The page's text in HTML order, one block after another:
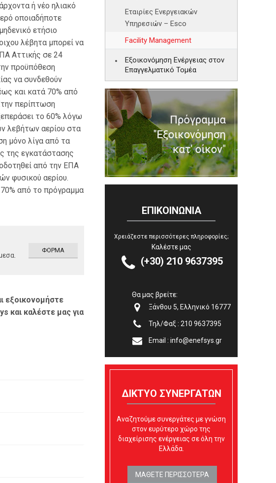
ή νέο ηλιακό
οποιαδήποτε
ετήσιο
λέβητα μπορεί να
Αττικής σε 24
προϋπόθεση
να συνδεθούν
και κατά 70% από
περίπτωση
το 60% λόγω
λεβήτων αερίου στα
μόνο λίγα από τα
της εγκατάστασης
από την ΕΠΑ
φυσικού αερίου.
70% από το πρόγραμμα
ΦΟΡΜΑ
εξοικονομήστε
και καλέστε μας για
Εταιρίες Ενεργειακών
Υπηρεσιών – Esco
Facility Management
Εξοικονόμηση Ενέργειας στον
Επαγγελματικό Τομέα
ΕΠΙΚΟΙΝΩΝΙΑ
Χρειάζεστε περισσότερες πληροφορίες;
Καλέστε μας

 (+30) 210 9637395
Θα μας βρείτε:

 Ξάνθου 5, Ελληνικό 16777

 Τηλ/Φαξ : 210 9637395

 Email : info@enefsys.gr
ΔΙΚΤΥΟ ΣΥΝΕΡΓΑΤΩΝ
Αναζητούμε συνεργάτες με γνώση
στον ευρύτερο χώρο της
διαχείρισης ενέργειας σε όλη την
Ελλάδα.
ΜΑΘΕΤΕ ΠΕΡΙΣΣΟΤΕΡΑ